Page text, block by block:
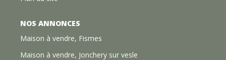
NOS ANNONCES
Maison à vendre, Fismes
Maison à vendre, Jonchery sur vesle